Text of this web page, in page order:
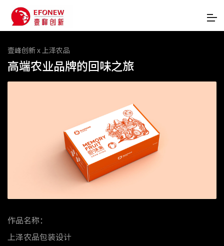
壹峰创新 x 上泽农品
高端农业品牌的回味之旅
作品名称：
上泽农品包装设计